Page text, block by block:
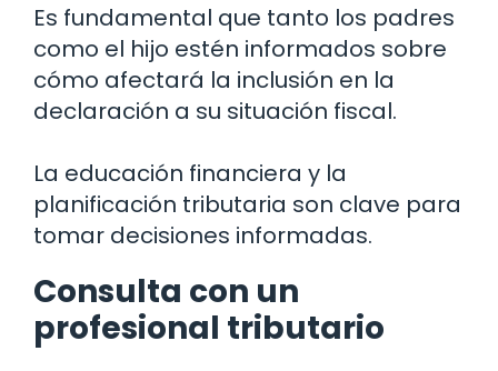
Es fundamental que tanto los padres
como el hijo estén informados sobre
cómo afectará la inclusión en la
declaración a su situación fiscal.
La educación financiera y la
planificación tributaria son clave para
tomar decisiones informadas.
Consulta con un
profesional tributario